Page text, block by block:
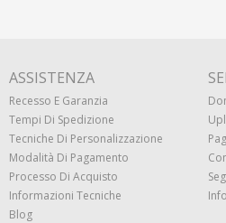
ASSISTENZA
Recesso E Garanzia
Tempi Di Spedizione
Tecniche Di Personalizzazione
Modalità Di Pagamento
Processo Di Acquisto
Informazioni Tecniche
Blog